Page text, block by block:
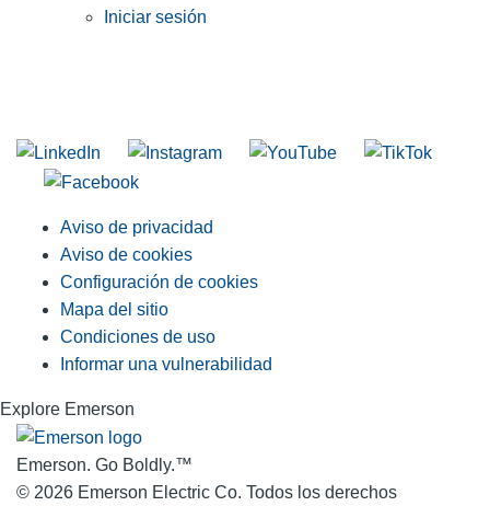
Iniciar sesión
Aviso de privacidad
Aviso de cookies
Configuración de cookies
Mapa del sitio
Condiciones de uso
Informar una vulnerabilidad
Explore Emerson
Emerson. Go Boldly.™
© 2026 Emerson Electric Co. Todos los derechos